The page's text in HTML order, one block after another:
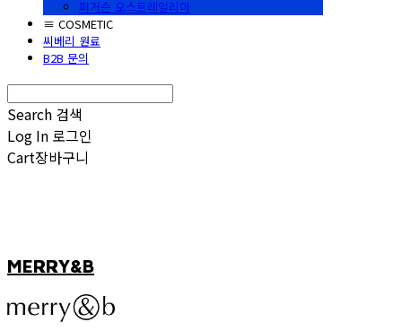
퍼거슨 오스트레일리아
≡ COSMETIC
씨베리 원료
B2B 문의
Search 검색
Log In 로그인
Cart장바구니
MERRY&B